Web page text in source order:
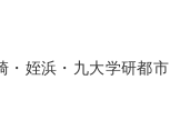
・姪浜・九大学研都市